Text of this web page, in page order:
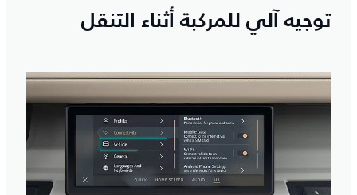
توجيه آلي للمركبة أثناء التنقل